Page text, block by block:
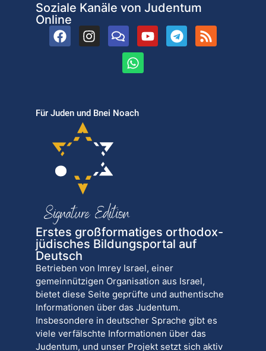
Soziale Kanäle von Judentum
Online
Für Juden und Bnei Noach
Erstes großformatiges orthodox-
jüdisches Bildungsportal auf
Deutsch
Betrieben von Imrey Israel, einer
gemeinnützigen Organisation aus Israel,
bietet diese Seite geprüfte und authentische
Informationen über das Judentum.
Insbesondere in deutscher Sprache gibt es
viele verfälschte Informationen über das
Judentum, und unser Projekt setzt sich aktiv